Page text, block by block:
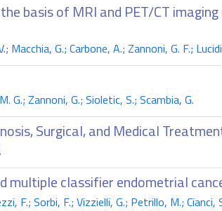
basis of MRI and PET/CT
G.; Carbone, A.; Zannoni, G. F.;
Zannoni, G.; Sioletic, S.; Scambia, G.
Surgical, and Medical
multiple classifier endometrial
F.; Sorbi, F.; Vizzielli, G.; Petrillo, M.;